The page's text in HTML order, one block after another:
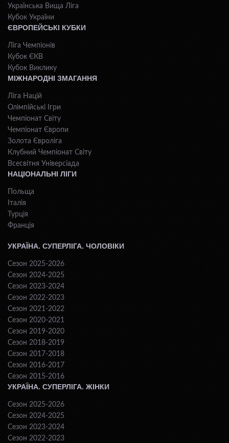
Українська Вища Ліга
Кубок України
ЄВРОПЕЙСЬКІ КУБКИ
Ліга Чемпіонів
Кубок ЄКВ
Кубок Виклику
МІЖНАРОДНІ ЗМАГАННЯ
Ліга Націй
Олімпійські Ігри
Чемпіонат Світу
Чемпіонат Європи
Золота Євроліга
Клубний Чемпіонат Світу
Всесвiтня Унiверсiaда
НАЦІОНАЛЬНІ ЛІГИ
Польща
Італія
Турція
Франція
УКРАЇНА. СУПЕРЛІГА. ЧОЛОВІКИ
Сезон 2025-2026
Сезон 2024-2025
Сезон 2023-2024
Сезон 2022-2023
Сезон 2021-2022
Сезон 2020-2021
Сезон 2019-2020
Сезон 2018-2019
Сезон 2017-2018
Сезон 2016-2017
Сезон 2015-2016
УКРАЇНА. СУПЕРЛІГА. ЖІНКИ
Сезон 2025-2026
Сезон 2024-2025
Сезон 2023-2024
Сезон 2022-2023